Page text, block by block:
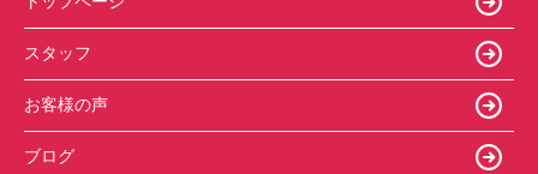
スタッフ
お客様の声
ブログ